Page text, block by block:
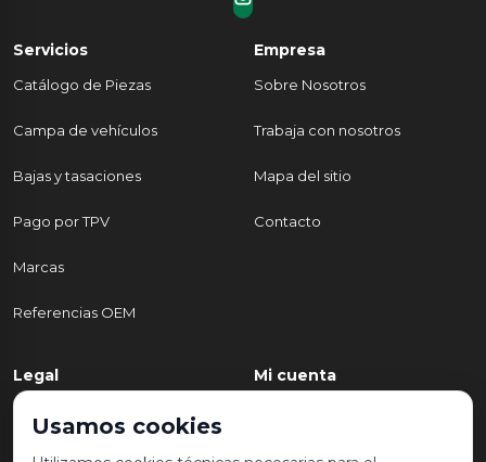
Servicios
Catálogo de Piezas
Campa de vehículos
Bajas y tasaciones
Pago por TPV
Marcas
Referencias OEM
Empresa
Sobre Nosotros
Trabaja con nosotros
Mapa del sitio
Contacto
Legal
Política de Privacidad
Aviso legal y condiciones de
Mi cuenta
Mis pedidos
Usamos cookies